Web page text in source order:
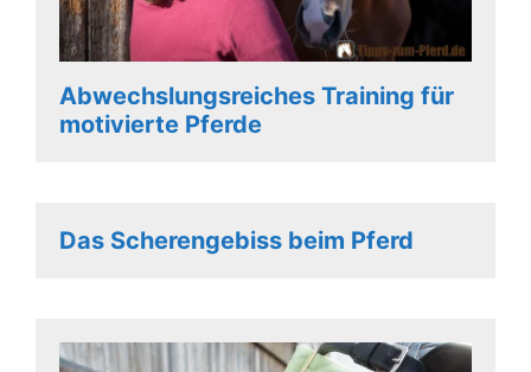
Abwechslungsreiches Training für
motivierte Pferde
Das Scherengebiss beim Pferd